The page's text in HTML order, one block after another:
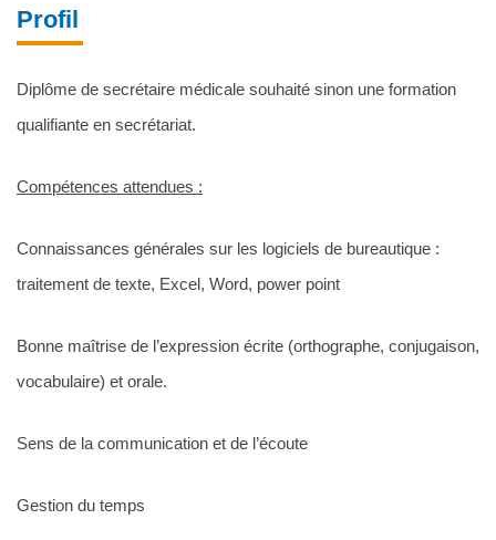
Profil
Diplôme de secrétaire médicale souhaité sinon une formation
qualifiante en secrétariat.
Compétences attendues :
Connaissances générales sur les logiciels de bureautique :
traitement de texte, Excel, Word, power point
Bonne maîtrise de l’expression écrite (orthographe, conjugaison,
vocabulaire) et orale.
Sens de la communication et de l’écoute
Gestion du temps